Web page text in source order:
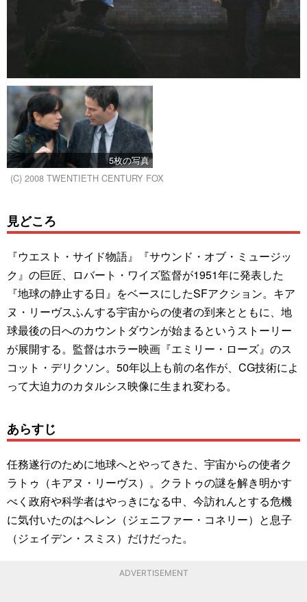
5枚の写真
(C) 2008 TWENTIETH CENTURY FOX
見どころ
『ウエスト・サイド物語』『サウンド・オブ・ミュージッ
ク』の巨匠、ロバート・ワイズ監督が1951年に発表した
『地球の静止する日』をベースにしたSFアクション。キア
ヌ・リーヴスふんする宇宙からの使者の到来とともに、地
球最後の日へのカウントダウンが始まるというストーリー
が展開する。監督はホラー映画『エミリー・ローズ』のス
コット・デリクソン。50年以上も前の名作が、CG技術によ
って大迫力のカタルシス映像に生まれ変わる。
あらすじ
任務遂行のために地球へとやってきた、宇宙からの使者ク
ラトゥ（キアヌ・リーヴス）。クラトゥの謎を解き明かす
べく政府や科学者はやっきになる中、今訪れんとする危機
に気付いたのはヘレン（ジェニファー・コネリー）と息子
（ジェイデン・スミス）だけだった。
ADVERTISEMENT